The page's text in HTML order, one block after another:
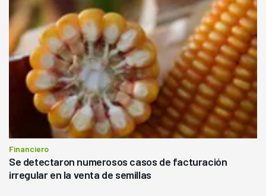
Financiero
Se detectaron numerosos casos de facturación
irregular en la venta de semillas